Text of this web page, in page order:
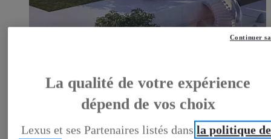
LABELLISEES LEXUS PREFERENCE
LEXUS PRÉFÉRENCE, DECOUVREZ LES VOITURES
D'OCCASION LABELLISEES LEXUS PREFERENCE
LES AVANTAGES LEXUS BUSINESS
ELECTRIFIED TESTDRIVE
La qualité de votre expérience
dépend de vos choix
Lexus et ses Partenaires listés dansla politique
Continuer